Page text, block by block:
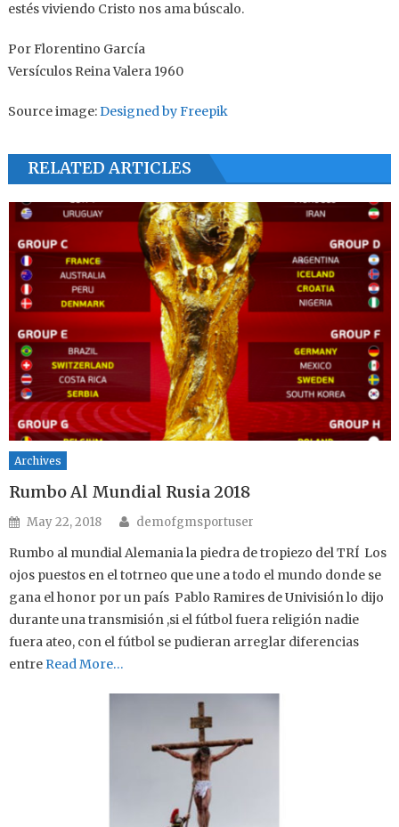
estés viviendo Cristo nos ama búscalo.
Por Florentino García
Versículos Reina Valera 1960
Source image:Designed by Freepik
RELATED ARTICLES
Archives
Rumbo Al Mundial Rusia 2018
Posted on
May 22, 2018 Author
demofgmsportuser
Rumbo al mundial Alemania la piedra de tropiezo del TRÍ Los
ojos puestos en el totrneo que une a todo el mundo donde se
gana el honor por un país Pablo Ramires de Univisión lo dijo
durante una transmisión ,si el fútbol fuera religión nadie
fuera ateo, con el fútbol se pudieran arreglar diferencias
entre Read More…